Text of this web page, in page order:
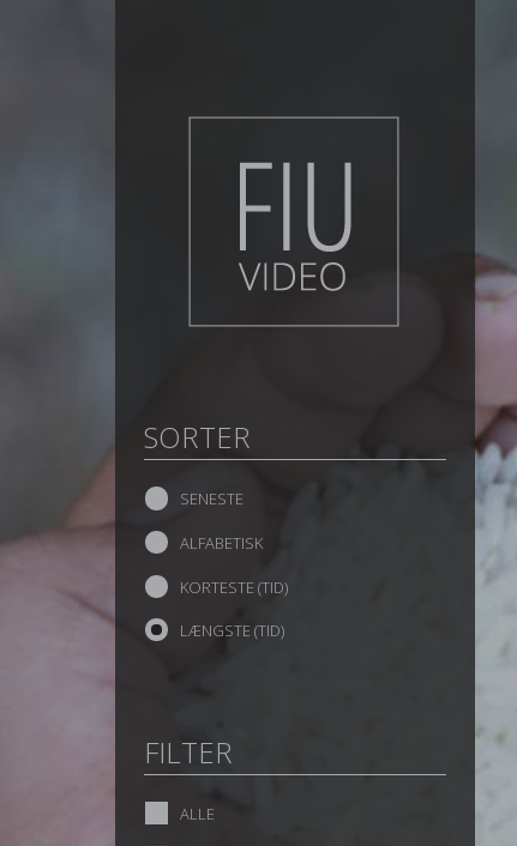
SORTER
SENESTE
ALFABETISK
KORTESTE (TID)
LÆNGSTE (TID)
FILTER
ALLE